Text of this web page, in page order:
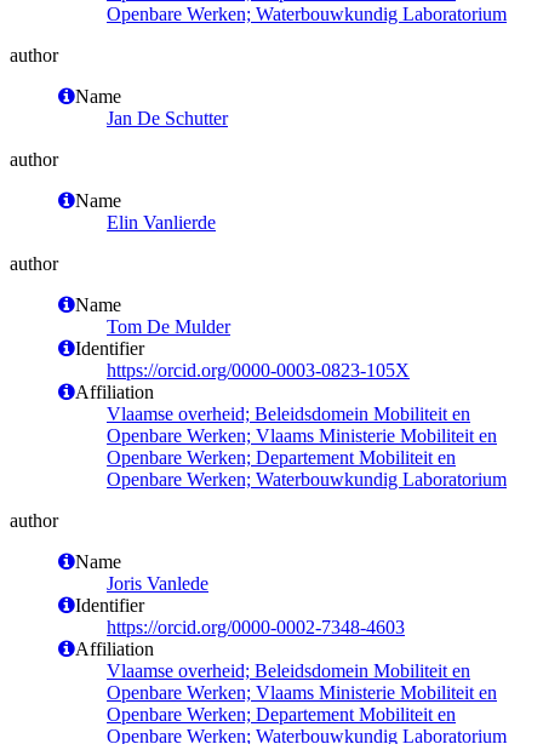
Openbare Werken; Waterbouwkundig Laboratorium
author
Name
Jan De Schutter
author
Name
Elin Vanlierde
author
Name
Tom De Mulder
Identifier
https://orcid.org/0000-0003-0823-105X
Affiliation
Vlaamse overheid; Beleidsdomein Mobiliteit en
Openbare Werken; Vlaams Ministerie Mobiliteit en
Openbare Werken; Departement Mobiliteit en
Openbare Werken; Waterbouwkundig Laboratorium
author
Name
Joris Vanlede
Identifier
https://orcid.org/0000-0002-7348-4603
Affiliation
Vlaamse overheid; Beleidsdomein Mobiliteit en
Openbare Werken; Vlaams Ministerie Mobiliteit en
Openbare Werken; Departement Mobiliteit en
Openbare Werken; Waterbouwkundig Laboratorium